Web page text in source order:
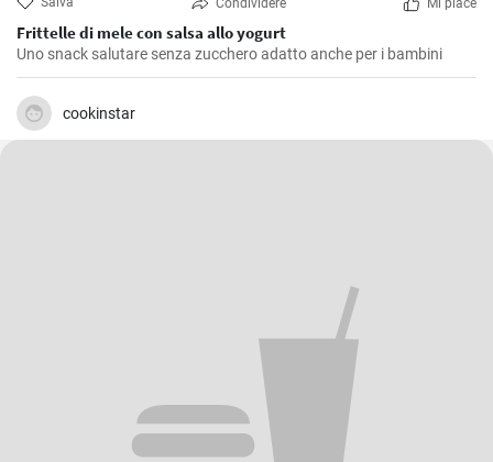
Condividere Mi piace
Frittelle di mele con salsa allo yogurt
Uno snack salutare senza zucchero adatto anche per i bambini
cookinstar